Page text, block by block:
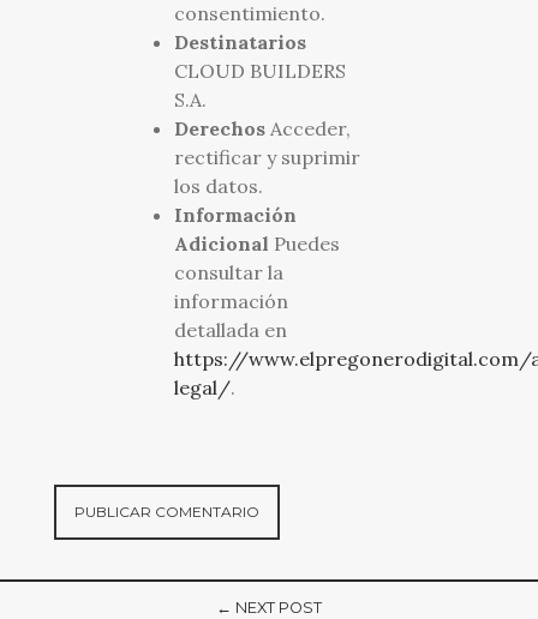
consentimiento.
Destinatarios
CLOUD BUILDERS
S.A.
DerechosAcceder,
rectificar y suprimir
los datos.
Información
Adicional Puedes
consultar la
información
detallada en
https://www.elpregonerodigital.com/
legal/.
← NEXT POST